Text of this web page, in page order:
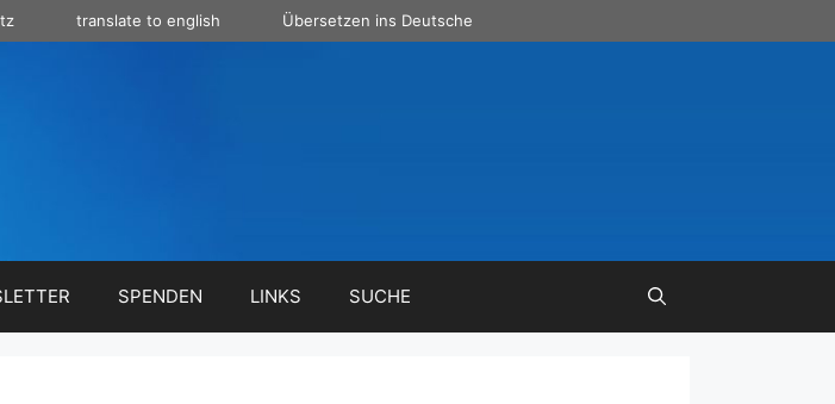
translate to english Übersetzen ins Deutsche
SPENDEN LINKS SUCHE